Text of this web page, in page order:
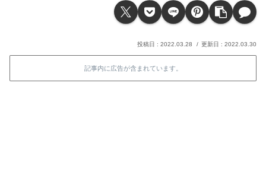
2022.03.28 2022.03.30
記事内に広告が含まれています。